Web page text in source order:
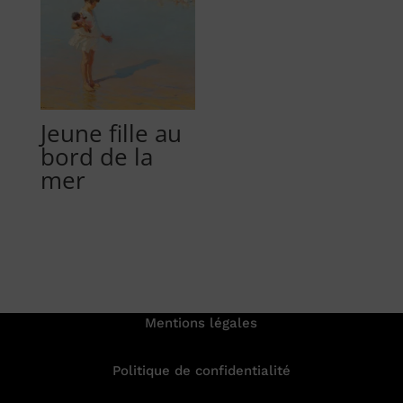
Jeune fille au
bord de la
mer
Mentions légales
Politique de confidentialité